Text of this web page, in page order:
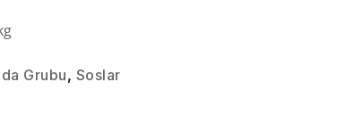
Grubu, Soslar